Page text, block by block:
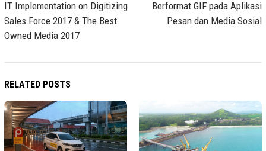
IT Implementation on Digitizing
Sales Force 2017 & The Best
Owned Media 2017
Berformat GIF pada Aplikasi
Pesan dan Media Sosial
RELATED POSTS